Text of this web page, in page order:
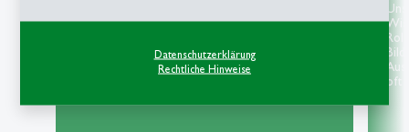
Datenschutzerklärung
Rechtliche Hinweise
öffentliche Veranstaltungen und
oft